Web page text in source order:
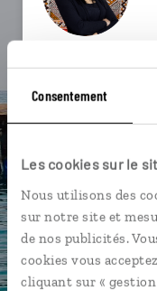
Consentement
Les cookies sur le
Nous utilisons des
sur notre site et
de nos publicités.
cookies vous
cliquant sur « gestion
Échangez en
connectés en
téléphone.
Vous gardez
pendant et